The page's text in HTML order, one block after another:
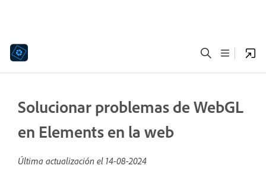
Solucionar problemas de WebGL
en Elements en la web
Última actualización el 14-08-2024